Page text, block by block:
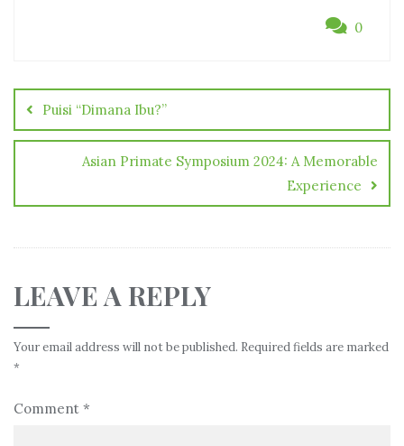
0
Post
navigation
Puisi “Dimana Ibu?”
Asian Primate Symposium 2024: A Memorable
Experience
LEAVE A REPLY
Your email address will not be published. Required fields are marked
*
Comment *